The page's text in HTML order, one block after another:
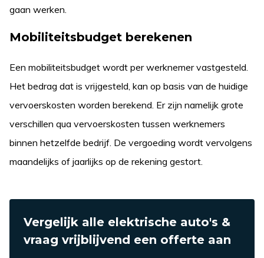
gaan werken.
Mobiliteitsbudget berekenen
Een mobiliteitsbudget wordt per werknemer vastgesteld.
Het bedrag dat is vrijgesteld, kan op basis van de huidige
vervoerskosten worden berekend. Er zijn namelijk grote
verschillen qua vervoerskosten tussen werknemers
binnen hetzelfde bedrijf. De vergoeding wordt vervolgens
maandelijks of jaarlijks op de rekening gestort.
Vergelijk alle elektrische auto's &
vraag vrijblijvend een offerte aan